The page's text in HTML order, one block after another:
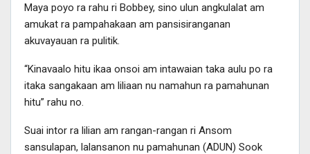
Maya poyo ra rahu ri Bobbey, sino ulun angkulalat am
amukat ra pampahakaan am pansisiranganan
akuvayauan ra pulitik.
“Kinavaalo hitu ikaa onsoi am intawaian taka aulu po ra
itaka sangakaan am liliaan nu namahun ra pamahunan
hitu” rahu no.
Suai intor ra lilian am rangan-rangan ri Ansom
sansulapan, lalansanon nu pamahunan (ADUN) Sook